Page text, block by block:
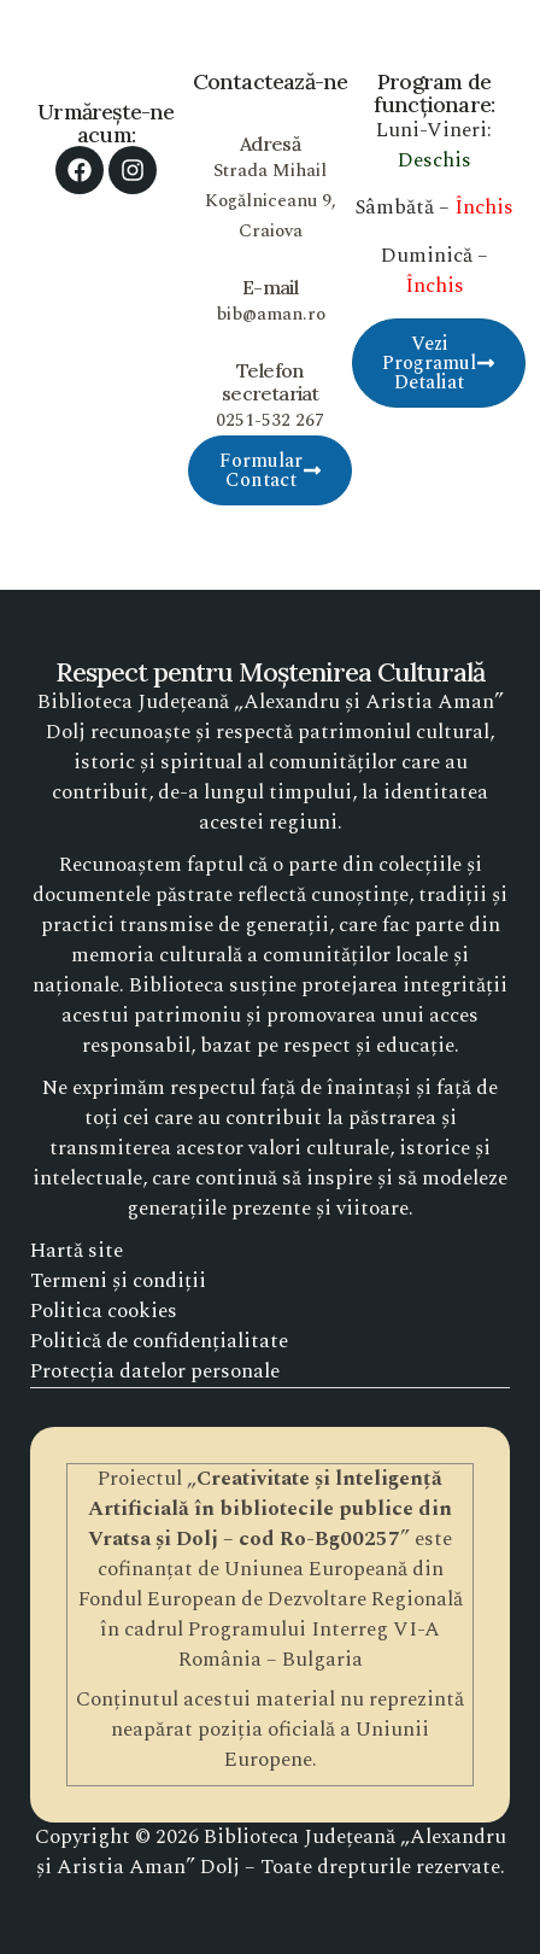
Program de
funcționare:
Luni-Vineri:
Deschis
Sâmbătă – Închis
Duminică –
Închis
Vezi
Programul
Detaliat
Contactează-ne
Adresă
Strada Mihail
Kogălniceanu 9,
Craiova
E-mail
bib@aman.ro
Telefon
secretariat
0251-532 267
Formular
Contact
Urmărește-ne
acum:
Respect pentru Moștenirea Culturală
Biblioteca Județeană „Alexandru și Aristia Aman”
Dolj recunoaște și respectă patrimoniul cultural,
istoric și spiritual al comunităților care au
contribuit, de-a lungul timpului, la identitatea
acestei regiuni.
Recunoaștem faptul că o parte din colecțiile și
documentele păstrate reflectă cunoștințe, tradiții și
practici transmise de generații, care fac parte din
memoria culturală a comunităților locale și
naționale. Biblioteca susține protejarea integrității
acestui patrimoniu și promovarea unui acces
responsabil, bazat pe respect și educație.
Ne exprimăm respectul față de înaintași și față de
toți cei care au contribuit la păstrarea și
transmiterea acestor valori culturale, istorice și
intelectuale, care continuă să inspire și să modeleze
generațiile prezente și viitoare.
Hartă site
Termeni și condiții
Politica cookies
Politică de confidențialitate
Protecția datelor personale
Proiectul „Creativitate și lnteligență
Artificială în bibliotecile publice din
Vratsa și Dolj – cod Ro-Bg00257” este
cofinanțat de Uniunea Europeană din
Fondul European de Dezvoltare Regională
în cadrul Programului Interreg VI-A
România – Bulgaria
Conținutul acestui material nu reprezintă
neapărat poziția oficială a Uniunii
Europene.
Copyright © 2026 Biblioteca Județeană „Alexandru
și Aristia Aman” Dolj – Toate drepturile rezervate.